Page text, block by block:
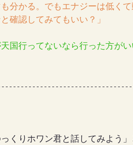
分かる。でもエナジーは低く
確認してみてもいい？」
国行ってないなら行った方がい
くりホワン君と話してみよう」